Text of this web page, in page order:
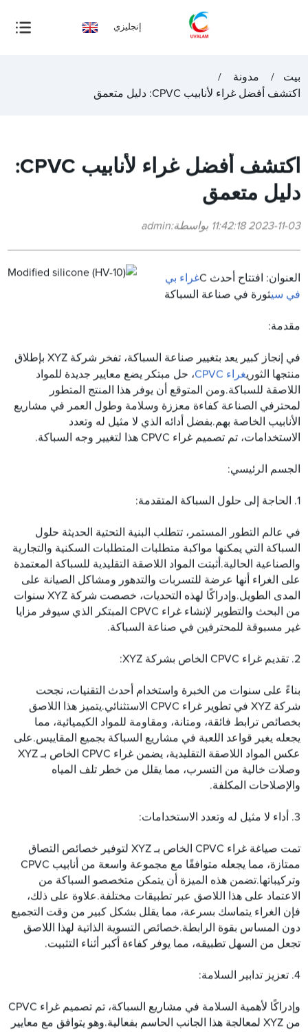
إنجليزي
بيت
مدونة
اكتشف أفضل غراء لأنابيب CPVC: دليل متعمق
اكتشف أفضل غراء لأنابيب CPVC:
دليل متعمق
2023-11-03 11:42:18 بواسطة:admin
العنوان: افتتاح أحدث C
غراء بي
في سيثورة في صناعة السباكة
مقدمة:
في إنجاز كبير يعد بتغيير صناعة السباكة، تفخر شركة XYZ بإطلاق
منتجها الثوريغراء CPVC
، حل مبتكر يضع معايير جديدة للمواد
اللاصقة للسباكة.ومن المتوقع أن يوفر هذا المنتج المتطور
لمحترفي الصناعة كفاءة معززة وسلامة وطول العمر في مشاريع
الأنابيب الخاصة بهم.بفضل أدائه الذي لا مثيل له وتعدد
الاستخدامات، تم تصميم غراء CPVC هذا لتغيير وجه السباكة.
الجسم الرئيسي:
1. الحاجة إلى حلول السباكة المتقدمة:
في عالم التطور المستمر، تتطلب البنية التحتية الحديثة حلول
السباكة التي يمكنها مواكبة متطلبات المتطلبات السكنية والتجارية
والصناعية الحالية.أثبتت المواد اللاصقة التقليدية للسباكة المعتمدة
على الغراء أنها عرضة للتسربات والتدهور ومشاكل الصيانة على
المدى الطويل.وإدراكًا لهذه التحديات، خصصت شركة XYZ سنوات
من البحث والتطوير لإنشاء غراء CPVC المبتكر الذي سيوفر مزايا
غير مسبوقة للمحترفين في صناعة السباكة.
2. تقديم غراء CPVC الخاص بشركة XYZ:
بناءً على سنوات من الخبرة واستخدام أحدث التقنيات، نجحت
شركة XYZ في تطوير غراء CPVC الاستثنائي.يتميز هذا اللاصق
بخصائص ترابط فائقة، ومتانة، ومقاومة للمواد الكيميائية، مما
يجعله يغير قواعد اللعبة في مشاريع السباكة بجميع المقاييس.على
عكس المواد اللاصقة التقليدية، يضمن غراء CPVC الخاص بـ XYZ
وصلات خالية من التسرب، مما يقلل من خطر تلف المياه
والإصلاحات المكلفة.
3. أداء لا مثيل له وتعدد الاستخدامات:
تمت صياغة غراء CPVC الخاص بـ XYZ لتوفير خصائص التصاق
ممتازة، مما يجعله متوافقًا مع مجموعة واسعة من أنابيب CPVC
وتركيباتها.تضمن هذه الميزة أن يتمكن متخصصو السباكة من
الاعتماد على هذا اللاصق عبر تطبيقات مختلفة.علاوة على ذلك،
فإن الغراء يتماسك بسرعة، مما يقلل بشكل كبير من وقت التجميع
دون المساس بقوة الرابطة.خصائص التسوية الذاتية لهذا اللاصق
تجعل من السهل تطبيقه، مما يوفر كفاءة أكبر أثناء التثبيت.
4. تعزيز تدابير السلامة:
وإدراكًا لأهمية السلامة في مشاريع السباكة، تم تصميم غراء CPVC
من XYZ لمعالجة هذا الجانب الحاسم بفعالية.وهو يتوافق مع معايير